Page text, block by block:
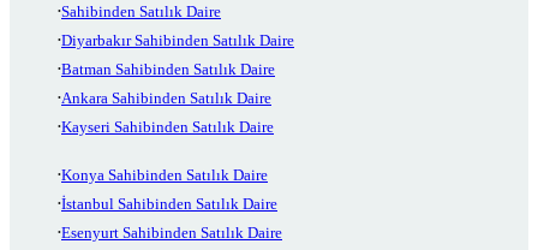
Sahibinden Satılık Daire
Diyarbakır Sahibinden Satılık Daire
Batman Sahibinden Satılık Daire
Ankara Sahibinden Satılık Daire
Kayseri Sahibinden Satılık Daire
Konya Sahibinden Satılık Daire
İstanbul Sahibinden Satılık Daire
Esenyurt Sahibinden Satılık Daire